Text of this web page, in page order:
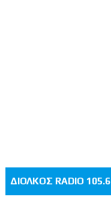
ΔΙΟΛΚΟΣ RADIO 105.6